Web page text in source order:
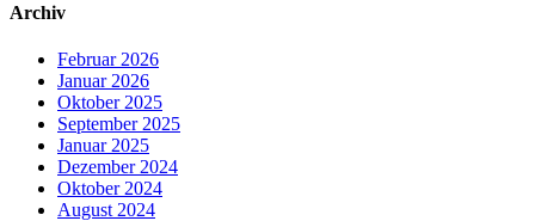
Archiv
Februar 2026
Januar 2026
Oktober 2025
September 2025
Januar 2025
Dezember 2024
Oktober 2024
August 2024